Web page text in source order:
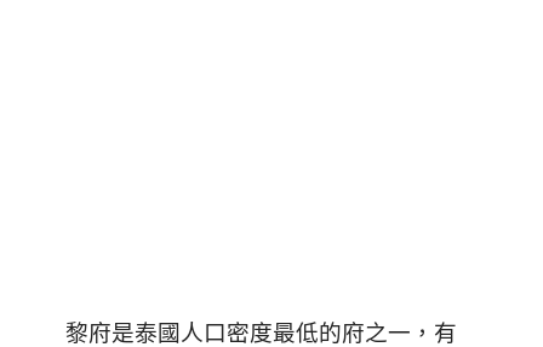
黎府是泰國人口密度最低的府之一，有